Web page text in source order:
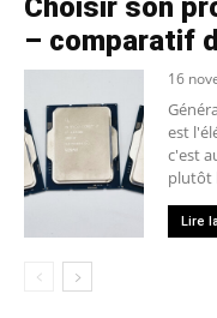
Choisir son
– comparatif
16
est
c'est
plutôt
Lire